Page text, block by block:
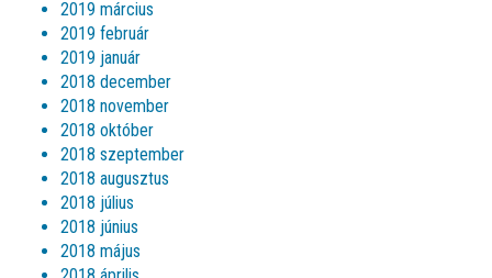
2019 március
2019 február
2019 január
2018 december
2018 november
2018 október
2018 szeptember
2018 augusztus
2018 július
2018 június
2018 május